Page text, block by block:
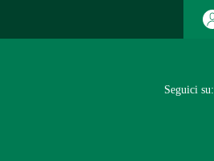
Seguici su: